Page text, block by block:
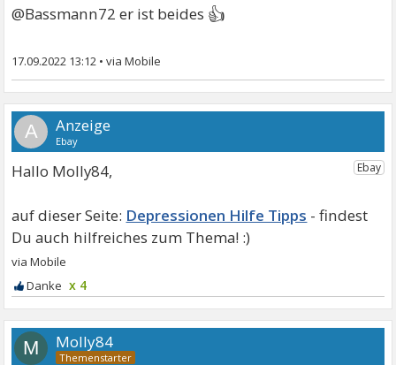
@Bassmann72 er ist beides 👍
17.09.2022 13:12 •
A
Hallo Molly84,
Depressionen Hilfe Tipps
x 4
M Molly84